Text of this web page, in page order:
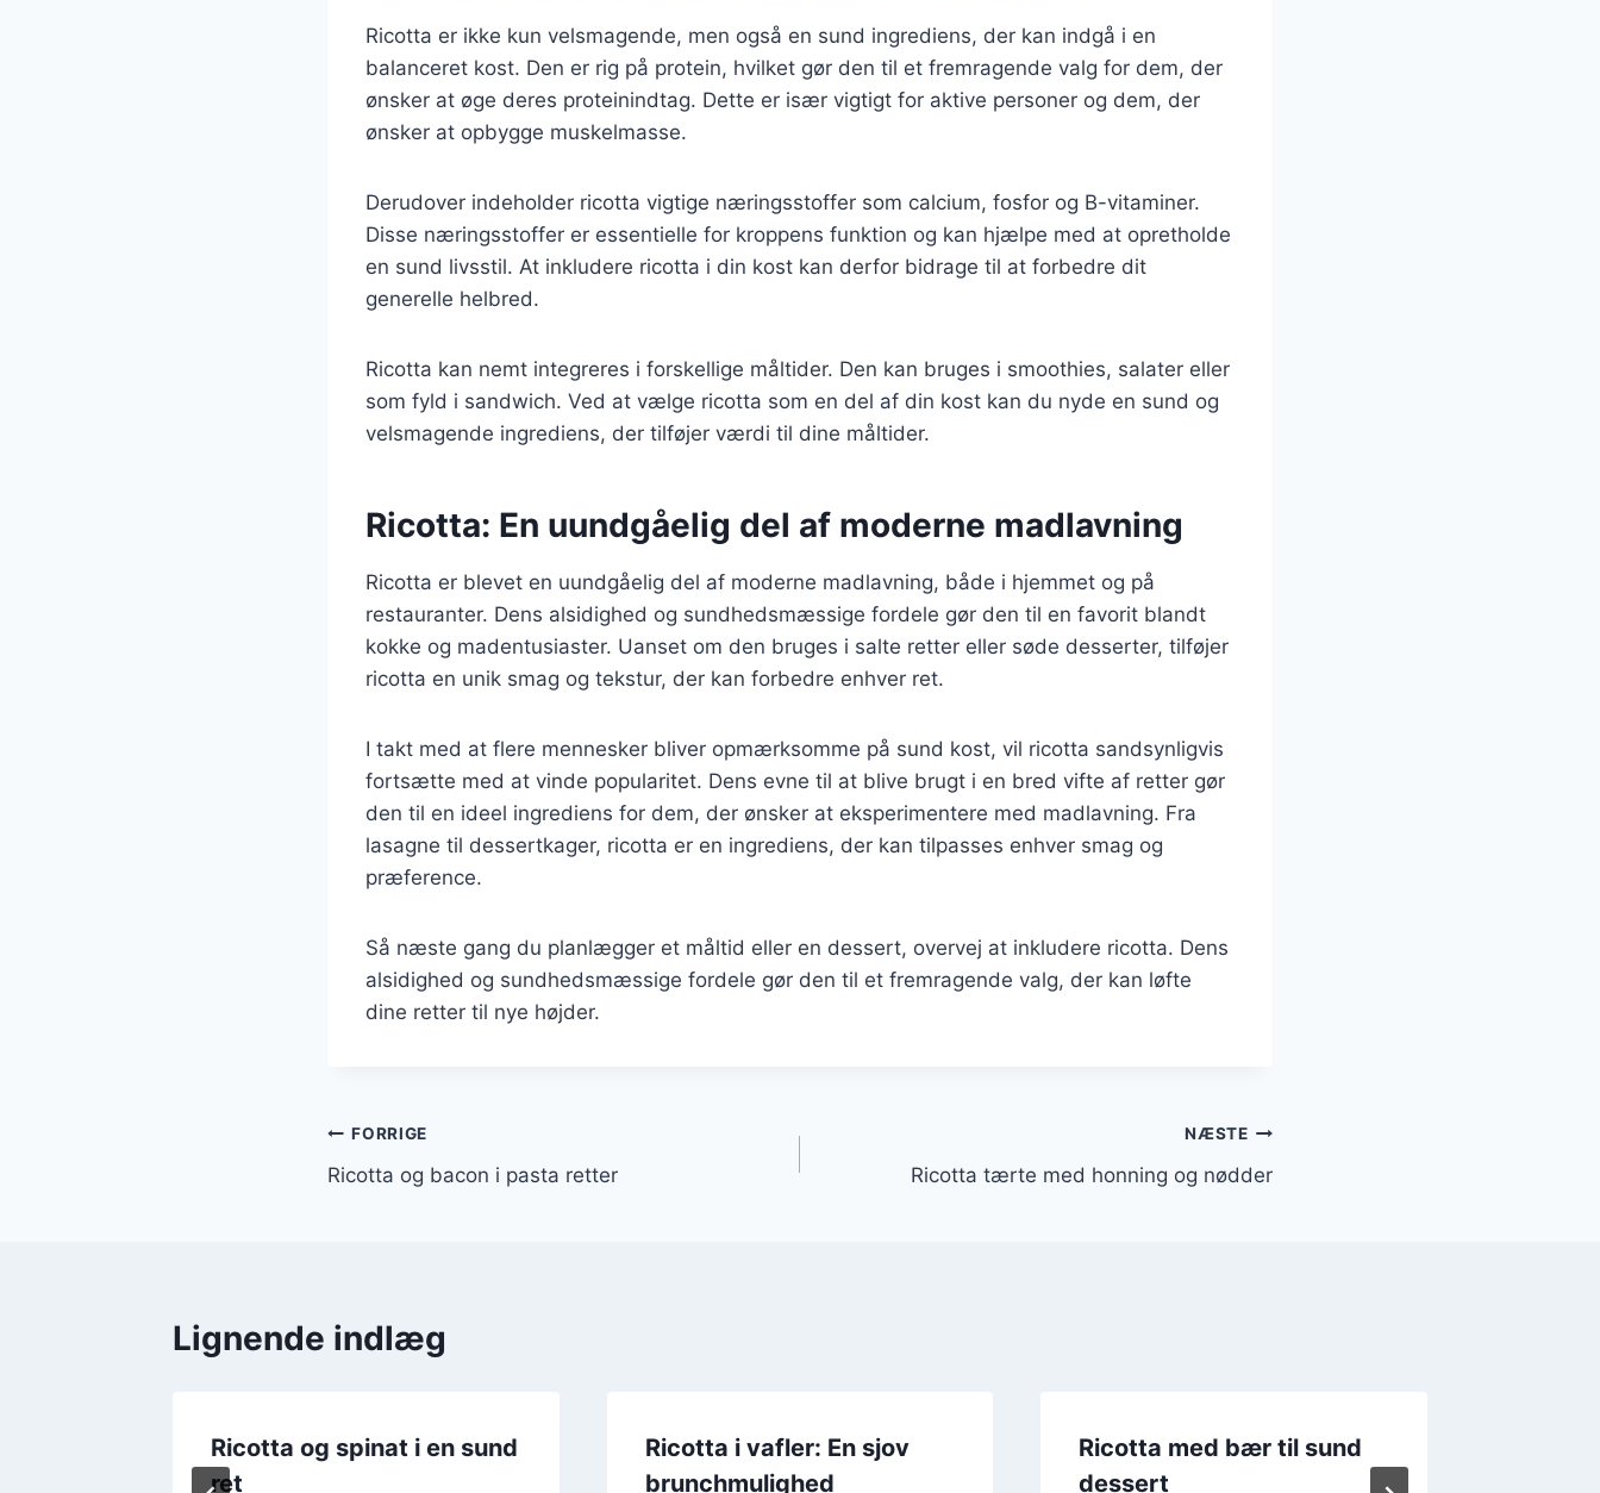
Ricotta er ikke kun velsmagende, men også en sund ingrediens, der kan indgå i en
balanceret kost. Den er rig på protein, hvilket gør den til et fremragende valg for dem, der
ønsker at øge deres proteinindtag. Dette er især vigtigt for aktive personer og dem, der
ønsker at opbygge muskelmasse.
Derudover indeholder ricotta vigtige næringsstoffer som calcium, fosfor og B-vitaminer.
Disse næringsstoffer er essentielle for kroppens funktion og kan hjælpe med at opretholde
en sund livsstil. At inkludere ricotta i din kost kan derfor bidrage til at forbedre dit
generelle helbred.
Ricotta kan nemt integreres i forskellige måltider. Den kan bruges i smoothies, salater eller
som fyld i sandwich. Ved at vælge ricotta som en del af din kost kan du nyde en sund og
velsmagende ingrediens, der tilføjer værdi til dine måltider.
Ricotta: En uundgåelig del af moderne madlavning
Ricotta er blevet en uundgåelig del af moderne madlavning, både i hjemmet og på
restauranter. Dens alsidighed og sundhedsmæssige fordele gør den til en favorit blandt
kokke og madentusiaster. Uanset om den bruges i salte retter eller søde desserter, tilføjer
ricotta en unik smag og tekstur, der kan forbedre enhver ret.
I takt med at flere mennesker bliver opmærksomme på sund kost, vil ricotta sandsynligvis
fortsætte med at vinde popularitet. Dens evne til at blive brugt i en bred vifte af retter gør
den til en ideel ingrediens for dem, der ønsker at eksperimentere med madlavning. Fra
lasagne til dessertkager, ricotta er en ingrediens, der kan tilpasses enhver smag og
præference.
Så næste gang du planlægger et måltid eller en dessert, overvej at inkludere ricotta. Dens
alsidighed og sundhedsmæssige fordele gør den til et fremragende valg, der kan løfte
dine retter til nye højder.
Indlægsnavigation
FORRIGE
Ricotta og bacon i pasta retter
NÆSTE
Ricotta tærte med honning og nødder
Lignende indlæg
Ricotta og spinat i en sund
ret
Ricotta i vafler: En sjov
brunchmulighed
Ricotta med bær til sund
dessert